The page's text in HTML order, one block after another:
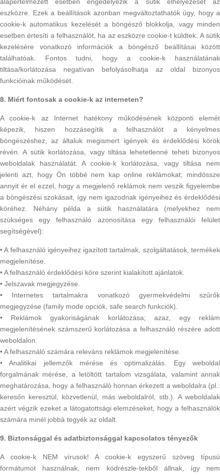
eszközre. Ezek a beállítások azonban megváltoztathatók úgy, hogy a
cookie-k automatikus kezelését a böngésző blokkolja, vagy minden
esetben értesíti a felhasználót, ha az eszközre cookie-t küldtek. A sütik
kezelésére vonatkozó információk a böngésző beállításai között
találhatóak. Fontos tudni, hogy a cookie-k használatának
tiltása/korlátozása negatívan befolyásolhatja az oldal bizonyos
funkcióinak működését.
8. Miért fontosak a cookie-k az interneten?
A cookie-k az Internet hatékony működésének központi elemét
képezik, hiszen hozzásegítik a felhasználót a kényelmes
böngészéshez, az általuk megismert igények és érdeklődési körök
révén. A sütik korlátozása, vagy tiltása lehetetlenné teheti bizonyos
weboldalak használatát. A cookie-k korlátozása, vagy tiltása nem
jelenti azt, hogy Ön többé nem kap online reklámokat; mindössze
annyit ér el ezzel, hogy a megjelenő reklámok nem veszik figyelembe
a böngészési szokásait, így nem igazodnak igényeihez és érdeklődési
köréhez. Néhány példa a sütik használatára (melyekhez nem
szükséges egy felhasználó azonosítása egy felhasználói felület
segítségével):
• A felhasználó igényeihez igazított tartalmak, szolgáltatások, termékek
megjelenítése.
• A felhasználó érdeklődési köre szerint kialakított ajánlatok.
• Jelszavak megjegyzése.
• Internetes tartalmakra vonatkozó gyermekvédelmi szűrők
megjegyzése (family mode opciók, safe search funkciók).
• Reklámok gyakoriságának korlátozása; azaz, egy reklám
megjelenítésének számszerű korlátozása a felhasználó részére adott
weboldalon.
• A felhasználó számára releváns reklámok megjelenítése.
• Analitikai jellemzők mérése és optimalizálás. Egy weboldal
forgalmának mérése, a letöltött tartalom vizsgálata, valamint annak
meghatározása, hogy a felhasználó honnan érkezett a weboldalra (pl.:
keresőn keresztül, közvetlenül, más weboldalról, stb.). A weboldalak
azért végzik ezeket a látogatottsági elemzéseket, hogy a felhasználók
számára minél jobbá tegyék az oldalt.
9. Biztonsággal és adatbiztonsággal kapcsolatos tényezők
A cookie-k NEM vírusok! A cookie-k egyszerű szöveg típusú
formátumot használnak, nem kódrészle-tekből állnak, így nem